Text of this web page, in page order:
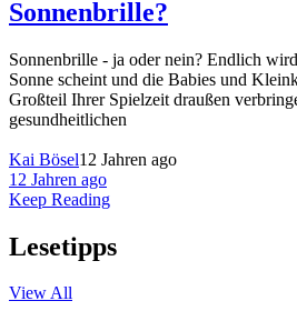
Sonnenbrille?
Sonnenbrille - ja oder nein? Endlich
Sonne scheint und die Babies und
Großteil Ihrer Spielzeit draußen
gesundheitlichen
Kai Bösel12 Jahren ago
12 Jahren ago
Keep Reading
Lesetipps
View All